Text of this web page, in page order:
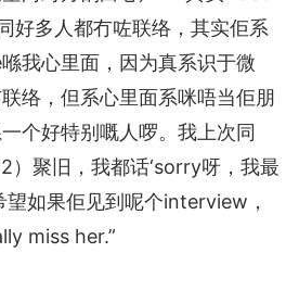
好多人都冇咗联络，其实佢系
我心里面，因为真系识于微
络，但系心里面系咪唔当佢朋
个好特别嘅人啰。我上次同
）聚旧，我都话‘sorry呀，我最
望如果佢见到呢个interview，
miss her.”